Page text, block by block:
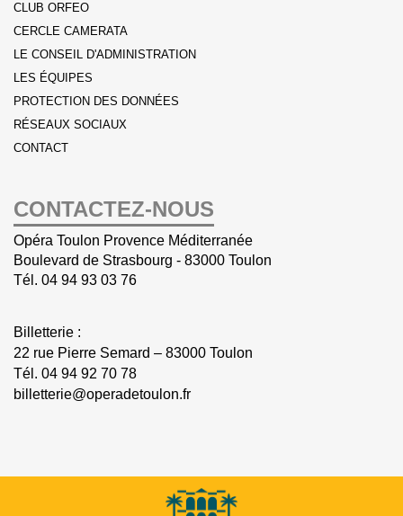
CLUB ORFEO
CERCLE CAMERATA
LE CONSEIL D'ADMINISTRATION
LES ÉQUIPES
PROTECTION DES DONNÉES
RÉSEAUX SOCIAUX
CONTACT
CONTACTEZ-NOUS
Opéra Toulon Provence Méditerranée
Boulevard de Strasbourg - 83000 Toulon
Tél. 04 94 93 03 76
Billetterie :
22 rue Pierre Semard – 83000 Toulon
Tél. 04 94 92 70 78
billetterie@operadetoulon.fr